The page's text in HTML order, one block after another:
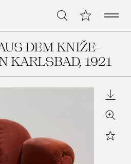
Suche Meine Open
DEM KNIŽE-
KARLSBAD, 1921
Zoom
Star